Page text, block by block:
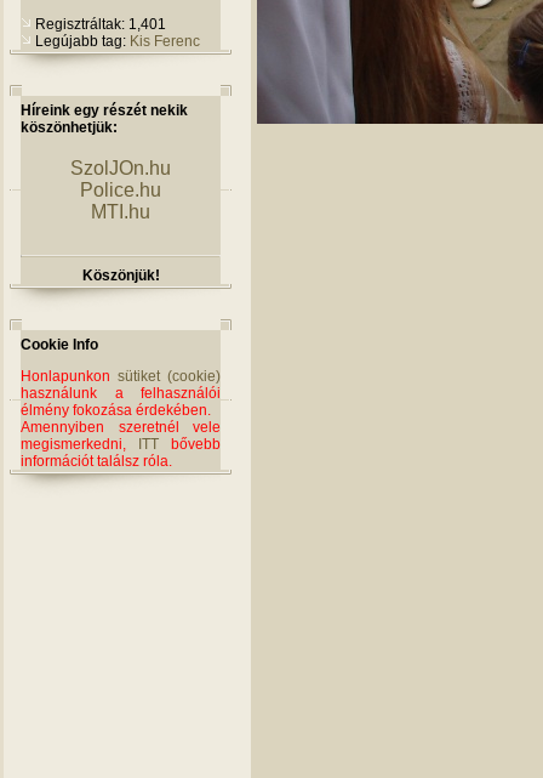
Regisztráltak: 1,401
Legújabb tag: Kis Ferenc
Híreink egy részét nekik
köszönhetjük:
SzolJOn.hu
Police.hu
MTI.hu
Köszönjük!
Cookie Info
Honlapunkon sütiket (cookie)
használunk a felhasználói
élmény fokozása érdekében.
Amennyiben szeretnél vele
megismerkedni,
ITT bővebb
információt találsz róla.